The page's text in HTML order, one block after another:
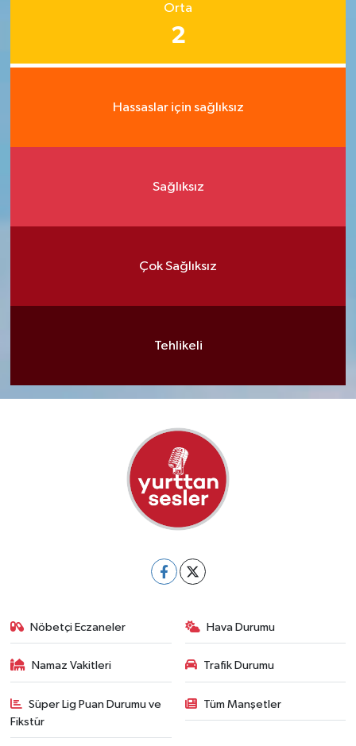
Orta
2
Hassaslar için sağlıksız
Sağlıksız
Çok Sağlıksız
Tehlikeli
Nöbetçi Eczaneler Hava Durumu
Namaz Vakitleri Trafik Durumu
Süper Lig Puan Durumu ve
Fikstür
Tüm Manşetler